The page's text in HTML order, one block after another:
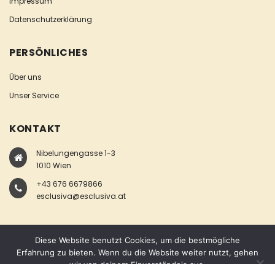
Datenschutzerklärung
PERSÖNLICHES
Über uns
Unser Service
KONTAKT
Nibelungengasse 1-3
1010 Wien
+43 676 6679866
esclusiva@esclusiva.at
Diese Website benutzt Cookies, um die bestmögliche
Erfahrung zu bieten. Wenn du die Website weiter nutzt, gehen